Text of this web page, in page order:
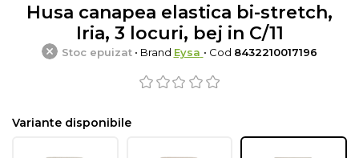
Husa canapea elastica bi-stretch,
Iria, 3 locuri, bej in C/11
Stoc epuizat• Brand Eysa • Cod 8432210017196
Variante disponibile